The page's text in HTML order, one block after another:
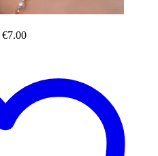
€7.00